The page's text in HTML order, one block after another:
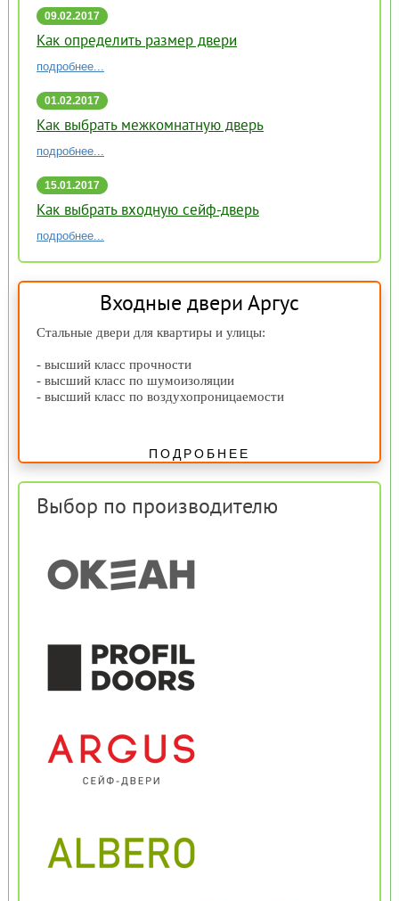
Входные двери Аргус
Стальные двери для квартиры и улицы:
- высший класс прочности
- высший класс по шумоизоляции
- высший класс по воздухопроницаемости
ПОДРОБНЕЕ
09.02.2017
Как определить размер двери
подробнее...
01.02.2017
17:58
Как выбрать межкомнатную дверь
подробнее...
15.01.2017
15:59
Как выбрать входную сейф-дверь
подробнее...
Выбор по производителю